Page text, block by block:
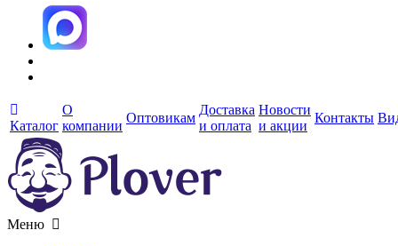
Каталог
О
компании
Оптовикам
Доставка
и оплата
Новости
и акции
Контакты
Меню